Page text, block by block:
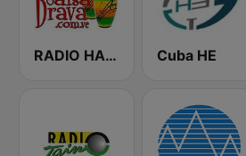
RADIO HABANA SON CUBA Cuba HE